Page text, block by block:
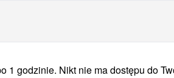
1 godzinie. Nikt nie ma dostępu do